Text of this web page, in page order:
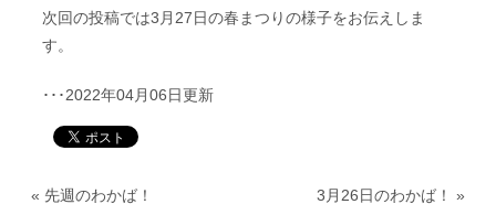
次回の投稿では3月27日の春まつりの様子をお伝えしま
す。
･･･2022年04月06日更新
« 先週のわかば！ 3月26日のわかば！ »